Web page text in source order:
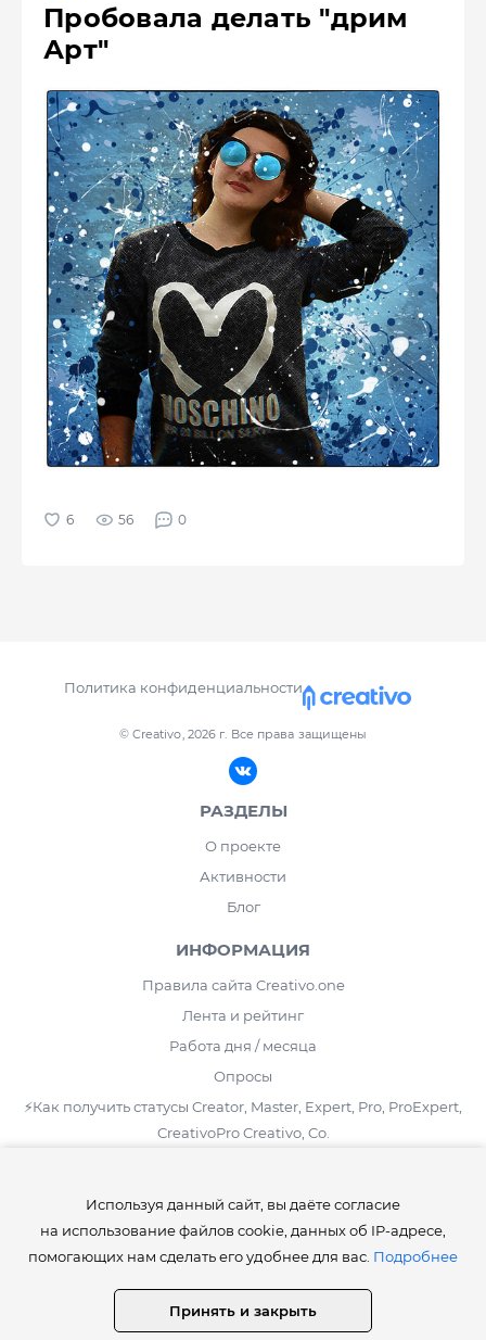
Пробовала делать "дрим
Арт"
56 0
© Creativo, 2026 г. Все права защищены
Политика конфиденциальности
РАЗДЕЛЫ
О проекте
Активности
Блог
ИНФОРМАЦИЯ
Правила сайта Creativo.one
Лента и рейтинг
Работа дня / месяца
Опросы
⚡️Как получить статусы Creator, Master, Expert, Pro, ProExpert,
CreativoPro Creativo, Co.
СТАТИСТИКА
Уроков: 4 417
Работ пользователей: 441 076
Используя данный сайт, вы даёте согласие
на использование файлов cookie, данных об IP-адресе,
помогающих нам сделать его удобнее для вас. Подробнее
Принять и закрыть